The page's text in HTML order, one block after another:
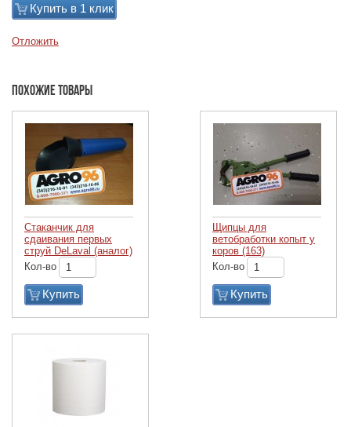
Купить в 1 клик
Отложить
Похожие товары
Стаканчик для
сдаивания первых
струй DeLaval (аналог)
Кол-во
Купить
Щипцы для
ветобработки копыт у
коров (163)
Кол-во
Купить